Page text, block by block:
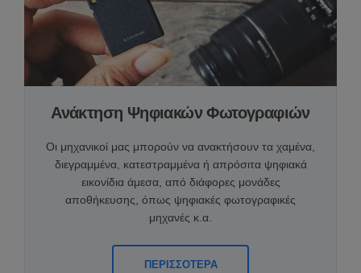
Ανάκτηση Ψηφιακών Φωτογραφιών
Οι μηχανικοί μας μπορούν να ανακτήσουν τα χαμένα,
διεγραμμένα, κατεστραμμένα ή απρόσιτα ψηφιακά
εικονίδια άμεσα, από διάφορες μονάδες
αποθήκευσης, όπως ψηφιακές φωτογραφικές
μηχανές κ.α.
ΠΕΡΙΣΣΟΤΕΡΑ